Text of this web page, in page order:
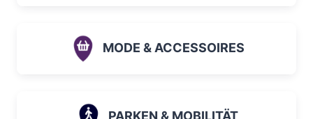
MODE & ACCESSOIRES
PARKEN & MOBILITÄT